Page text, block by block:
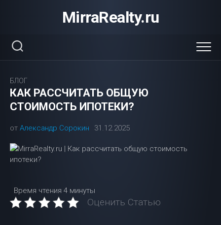
MirraRealty.ru
БЛОГ
КАК РАССЧИТАТЬ ОБЩУЮ
СТОИМОСТЬ ИПОТЕКИ?
от Александр Сорокин 31.12.2025
Время чтения 4 минуты
Оценить Статью